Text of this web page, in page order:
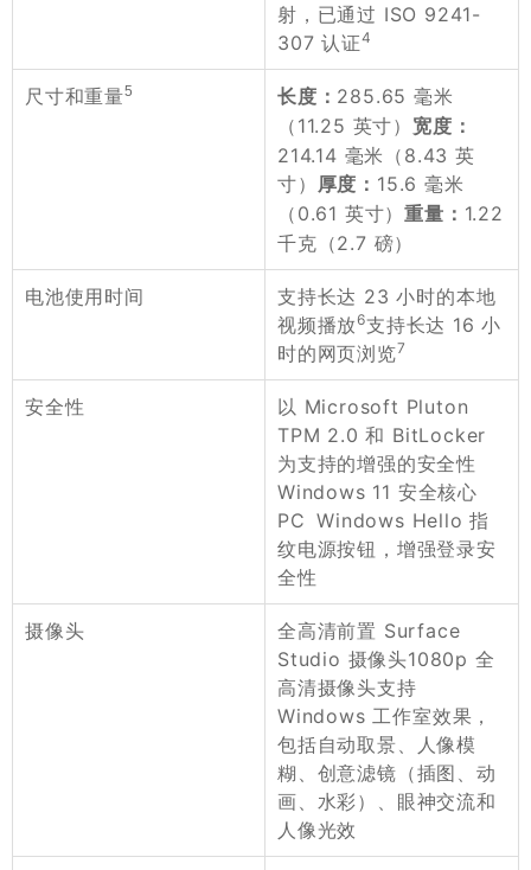
射，已通过 ISO 9241-
307 认证4
尺寸和重量5 长度： 285.65 毫米
（11.25 英寸）
宽度：
214.14 毫米（8.43 英
寸）
厚度： 15.6 毫米
（0.61 英寸）重量： 1.22
千克（2.7 磅）
电池使用时间
支持长达 23 小时的本地
视频播放6支持长达 16 小
时的网页浏览7
安全性
以 Microsoft Pluton
TPM 2.0 和 BitLocker
为支持的增强的安全性
Windows 11 安全核心
PC Windows Hello 指
纹电源按钮，增强登录安
全性
摄像头
全高清前置 Surface
Studio 摄像头1080p 全
高清摄像头支持
Windows 工作室效果，
包括自动取景、人像模
糊、创意滤镜（插图、动
画、水彩）、眼神交流和
人像光效